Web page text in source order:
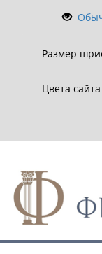
Размер
Цвета сайта